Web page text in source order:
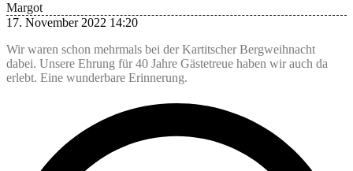
Margot
17. November 2022 14:20
Wir waren schon mehrmals bei der Kartitscher Bergweihnacht
dabei. Unsere Ehrung für 40 Jahre Gästetreue haben wir auch da
erlebt. Eine wunderbare Erinnerung.